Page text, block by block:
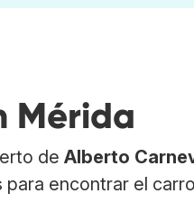
Mérida
de Alberto
encontrar el